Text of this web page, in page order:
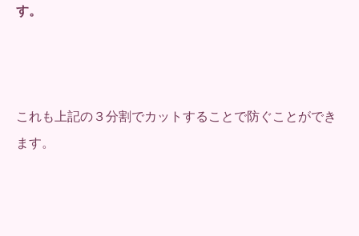
す。
これも上記の３分割でカットすることで防ぐことができ
ます。